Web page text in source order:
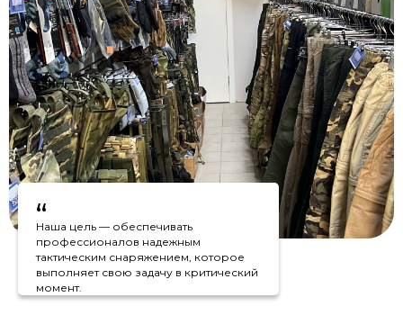
“
Наша цель — обеспечивать
профессионалов надежным
тактическим снаряжением, которое
выполняет свою задачу в критический
момент.